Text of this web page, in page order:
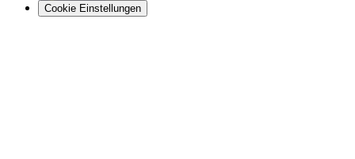
Cookie Einstellungen